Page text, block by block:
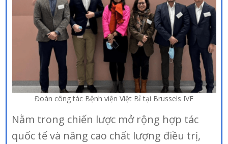
Đoàn công tác Bệnh viện Việt Bỉ tại Brussels IVF
Nằm trong chiến lược mở rộng hợp tác
quốc tế và nâng cao chất lượng điều trị,